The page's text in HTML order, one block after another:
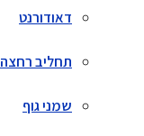
דאודורנט
תחליב רחצה
שמני גוף